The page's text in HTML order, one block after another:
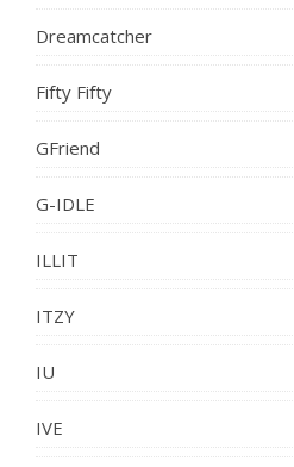
Dreamcatcher
Fifty Fifty
GFriend
G-IDLE
ILLIT
ITZY
IU
IVE